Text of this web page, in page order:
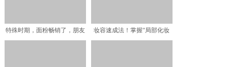
特殊时期，面粉畅销了，朋友
妆容速成法！掌握“局部化妆